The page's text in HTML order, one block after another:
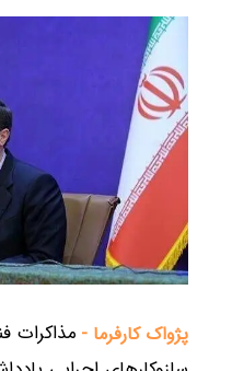
پژواک کارفرما - مذاکرات